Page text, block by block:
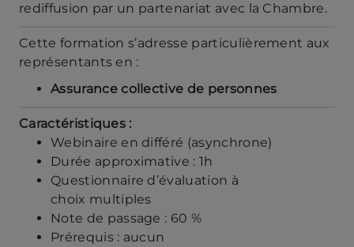
rediffusion par un partenariat avec la Chambre.
Cette formation s’adresse particulièrement aux
représentants en :
Assurance collective de personnes
Caractéristiques :
Webinaire en différé (asynchrone)
Durée approximative : 1h
Questionnaire d’évaluation à
choix multiples
Note de passage : 60 %
Prérequis : aucun